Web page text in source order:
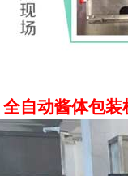
全自动酱体包装